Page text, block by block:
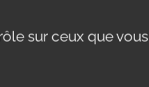
sur ceux que vous